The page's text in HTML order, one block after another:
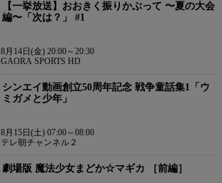
【一挙放送】おおきく振りかぶって 〜夏の大会
編〜「次は？」 #1
8月14日(金) 20:00～20:30
GAORA SPORTS HD
シンエイ動画創立50周年記念 戦争童話集1「ウ
ミガメと少年」
8月15日(土) 07:00～08:00
テレ朝チャンネル２
劇場版 魔法少女まどか☆マギカ ［前編］